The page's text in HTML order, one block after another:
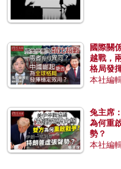
國際關
越戰，
格局發
本社編
兔主席
為何重
勢？
本社編